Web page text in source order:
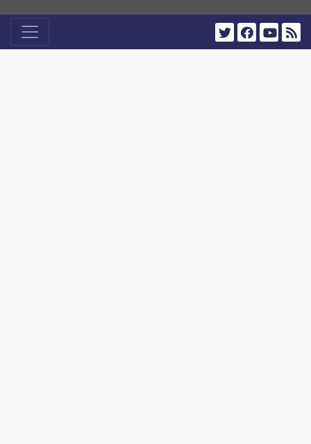
twitterfacebook
youtube
rss